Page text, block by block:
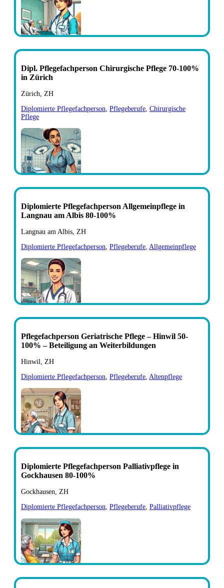
Dipl. Pflegefachperson Chirurgische Pflege 70-100%
in Zürich
Zürich, ZH
Diplomierte Pflegefachperson Pflegeberufe Chirurgische
Pflege
Diplomierte Pflegefachperson Allgemeinpflege in
Langnau am Albis 80-100%
Langnau am Albis, ZH
Diplomierte Pflegefachperson Pflegeberufe Allgemeinpflege
Pflegefachperson Geriatrische Pflege – Hinwil 50-
100% – Beteiligung an Weiterbildungen
Hinwil, ZH
Diplomierte Pflegefachperson Pflegeberufe Altenpflege
Diplomierte Pflegefachperson Palliativpflege in
Gockhausen 80-100%
Gockhausen, ZH
Diplomierte Pflegefachperson Pflegeberufe Palliativpflege